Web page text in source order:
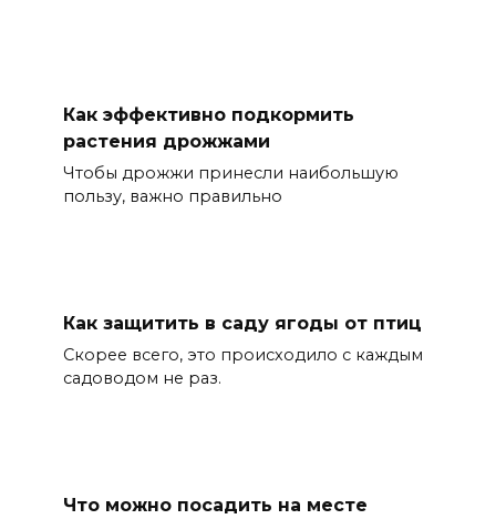
Как эффективно подкормить
растения дрожжами
Чтобы дрожжи принесли наибольшую
пользу, важно правильно
Как защитить в саду ягоды от птиц
Скорее всего, это происходило с каждым
садоводом не раз.
Что можно посадить на месте